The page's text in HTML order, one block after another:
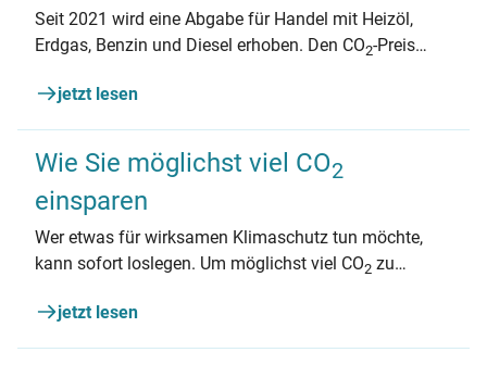
Seit 2021 wird eine Abgabe für Handel mit Heizöl,
Erdgas, Benzin und Diesel erhoben. Den CO2-Preis
Heizen und Autofahren wird teurer. Dafür sinken
andere Kosten.
jetzt lesen
Wie Sie möglichst viel CO2
einsparen
Wer etwas für wirksamen Klimaschutz tun möchte,
kann sofort loslegen. Um möglichst viel CO2 zu
lassen sich in wenigen Minuten erledigen.
jetzt lesen